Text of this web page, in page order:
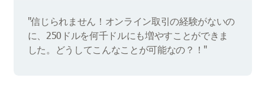
"信じられません！オンライン取引の経験がないの
に、250ドルを何千ドルにも増やすことができま
した。どうしてこんなことが可能なの？！"